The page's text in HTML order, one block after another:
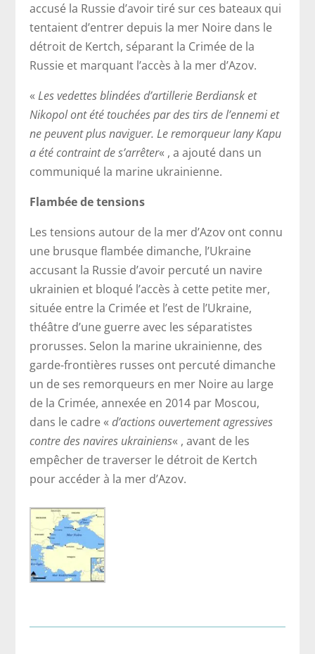
accusé la Russie d’avoir tiré sur ces bateaux qui
tentaient d’entrer depuis la mer Noire dans le
détroit de Kertch, séparant la Crimée de la
Russie et marquant l’accès à la mer d’Azov.
«Les vedettes blindées d’artillerie Berdiansk et
Nikopol ont été touchées par des tirs de l’ennemi et
ne peuvent plus naviguer. Le remorqueur Iany Kapu
a été contraint de s’arrêter« , a ajouté dans un
communiqué la marine ukrainienne.
Flambée de tensions
Les tensions autour de la mer d’Azov ont connu
une brusque flambée dimanche, l’Ukraine
accusant la Russie d’avoir percuté un navire
ukrainien et bloqué l’accès à cette petite mer,
située entre la Crimée et l’est de l’Ukraine,
théâtre d’une guerre avec les séparatistes
prorusses. Selon la marine ukrainienne, des
garde-frontières russes ont percuté dimanche
un de ses remorqueurs en mer Noire au large
de la Crimée, annexée en 2014 par Moscou,
dans le cadre «d’actions ouvertement agressives
contre des navires ukrainiens« , avant de les
empêcher de traverser le détroit de Kertch
pour accéder à la mer d’Azov.